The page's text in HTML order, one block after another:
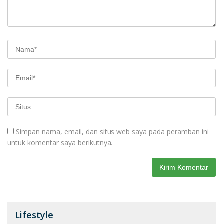
Simpan nama, email, dan situs web saya pada peramban ini
untuk komentar saya berikutnya.
Lifestyle